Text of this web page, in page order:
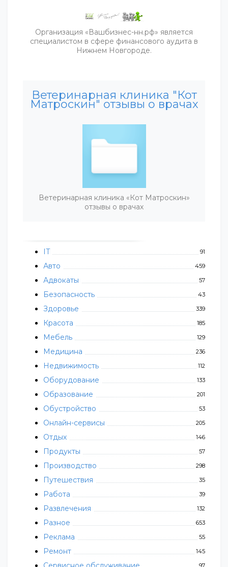
IT 91
Авто 459
Адвокаты 57
Безопасность 43
Здоровье 339
Красота 185
Мебель 129
Медицина 236
Недвижимость 112
Оборудование 133
Образование 201
Обустройство 53
Онлайн-сервисы 205
Отдых 146
Продукты 57
Производство 298
Путешествия 35
Работа 39
Развлечения 132
Разное 653
Реклама 55
Ремонт 145
97
Организация «Вашбизнес-нн.рф» является
специалистом в сфере финансового аудита в
Нижнем Новгороде.
Ветеринарная клиника "Кот
Матроскин" отзывы о врачах
Ветеринарная клиника «Кот Матроскин»
отзывы о врачах